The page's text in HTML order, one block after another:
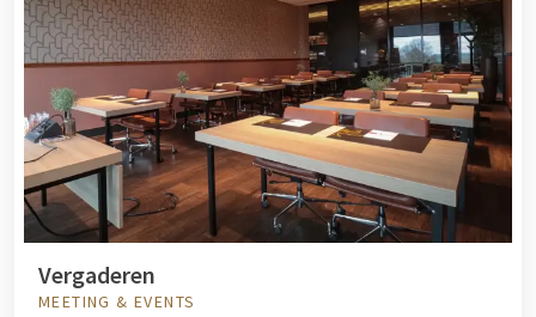
Vergaderen
MEETING & EVENTS